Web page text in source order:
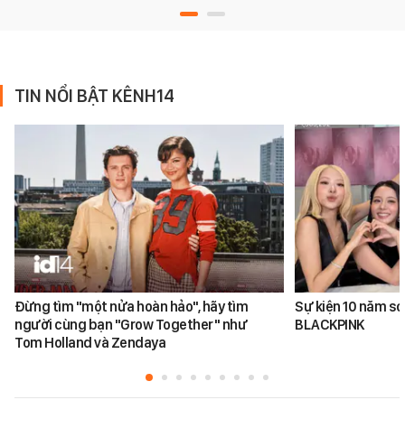
TIN NỔI BẬT KÊNH14
Đừng tìm "một nửa hoàn hảo", hãy tìm
người cùng bạn "Grow Together" như
Tom Holland và Zendaya
Sự kiện 10 năm
BLACKPINK